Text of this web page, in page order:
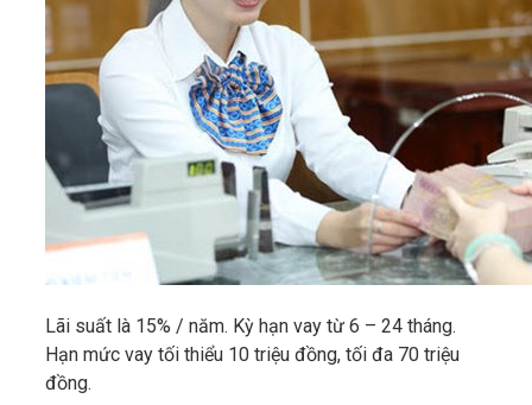
Lãi suất là 15% / năm. Kỳ hạn vay từ 6 – 24 tháng.
Hạn mức vay tối thiểu 10 triệu đồng, tối đa 70 triệu
đồng.